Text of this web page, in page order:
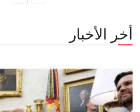
أخر الأخبار